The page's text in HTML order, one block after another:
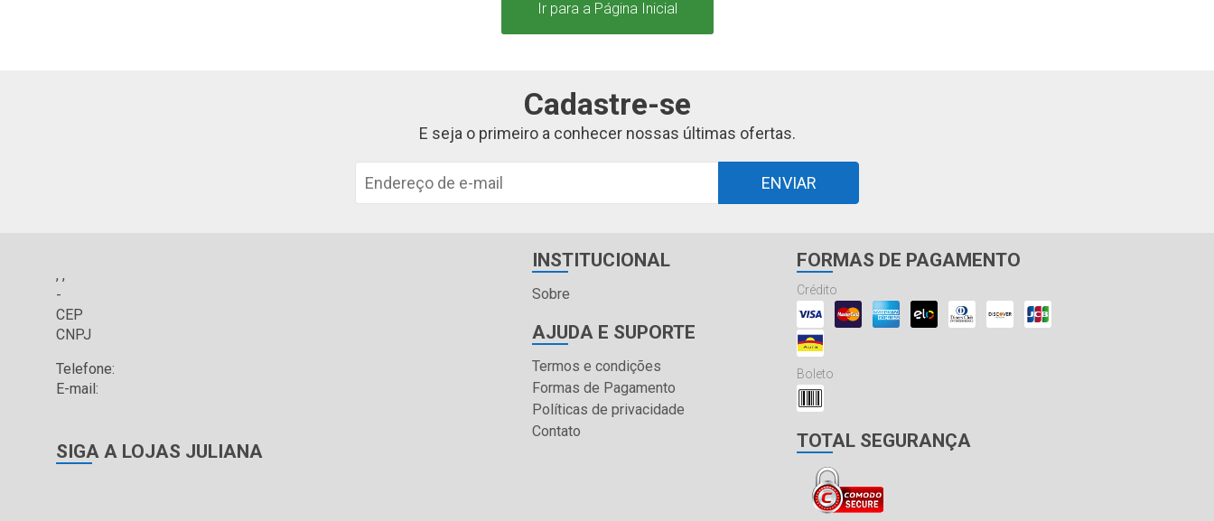
Ir para a Página Inicial
Cadastre-se
E seja o primeiro a conhecer nossas últimas ofertas.
ENVIAR
, ,
-
CEP
CNPJ
Telefone:
E-mail:
SIGA A LOJAS JULIANA
INSTITUCIONAL
Sobre
AJUDA E SUPORTE
Termos e condições
Formas de Pagamento
Políticas de privacidade
Contato
FORMAS DE PAGAMENTO
Crédito
Boleto
TOTAL SEGURANÇA